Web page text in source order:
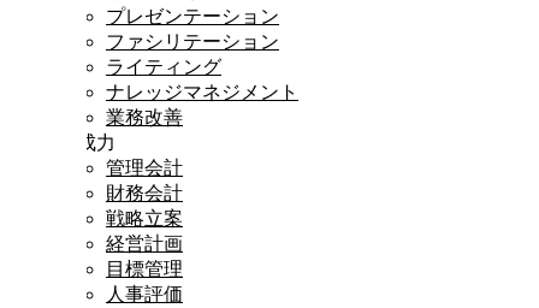
プレゼンテーション
ファシリテーション
ライティング
ナレッジマネジメント
業務改善
達成力
管理会計
財務会計
戦略立案
経営計画
目標管理
人事評価